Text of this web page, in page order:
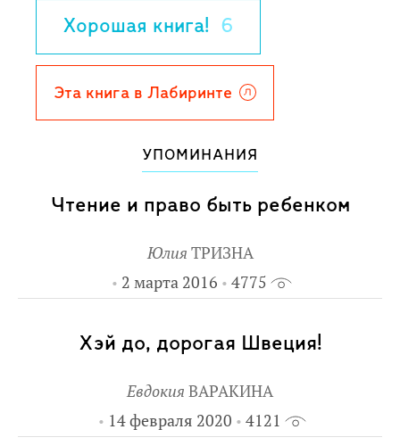
расскажут, кто живет в этой стране, что
там растет, кто ее прославил и чем она
знаменита.
Хорошая книга! 6
Эта книга в Лабиринте
УПОМИНАНИЯ
Чтение и право быть ребенком
Юлия ТРИЗНА
2 марта 2016
4775
Хэй до, дорогая Швеция!
Евдокия ВАРАКИНА
14 февраля 2020
4121